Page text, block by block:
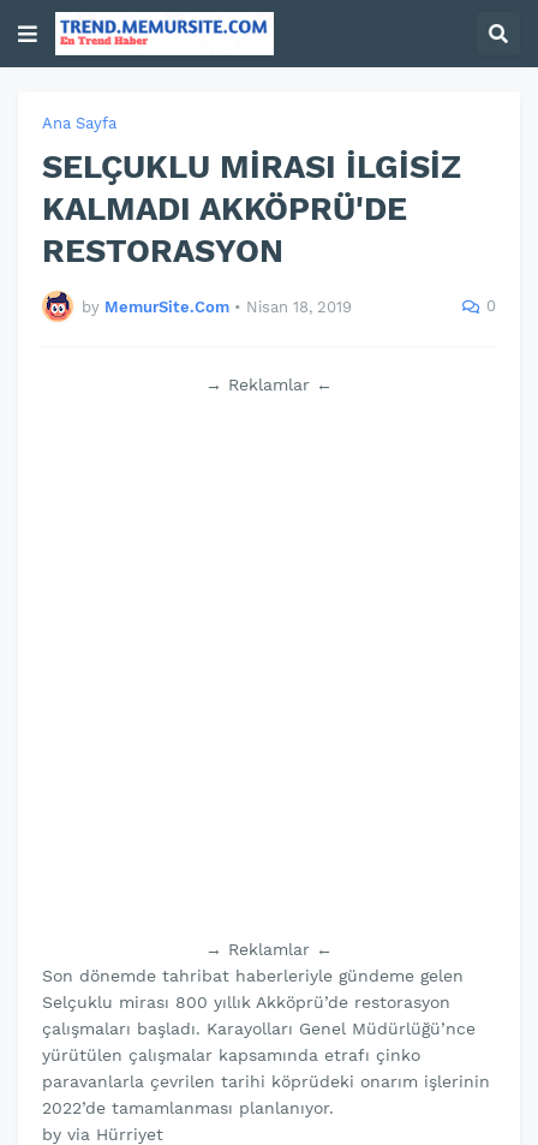
Ana Sayfa
SELÇUKLU MİRASI İLGİSİZ
KALMADI AKKÖPRÜ'DE
RESTORASYON
by MemurSite.Com • Nisan 18, 2019 0
→ Reklamlar ←
→ Reklamlar ←
Son dönemde tahribat haberleriyle gündeme gelen
Selçuklu mirası 800 yıllık Akköprü’de restorasyon
çalışmaları başladı. Karayolları Genel Müdürlüğü’nce
yürütülen çalışmalar kapsamında etrafı çinko
paravanlarla çevrilen tarihi köprüdeki onarım işlerinin
2022’de tamamlanması planlanıyor.
by via Hürriyet